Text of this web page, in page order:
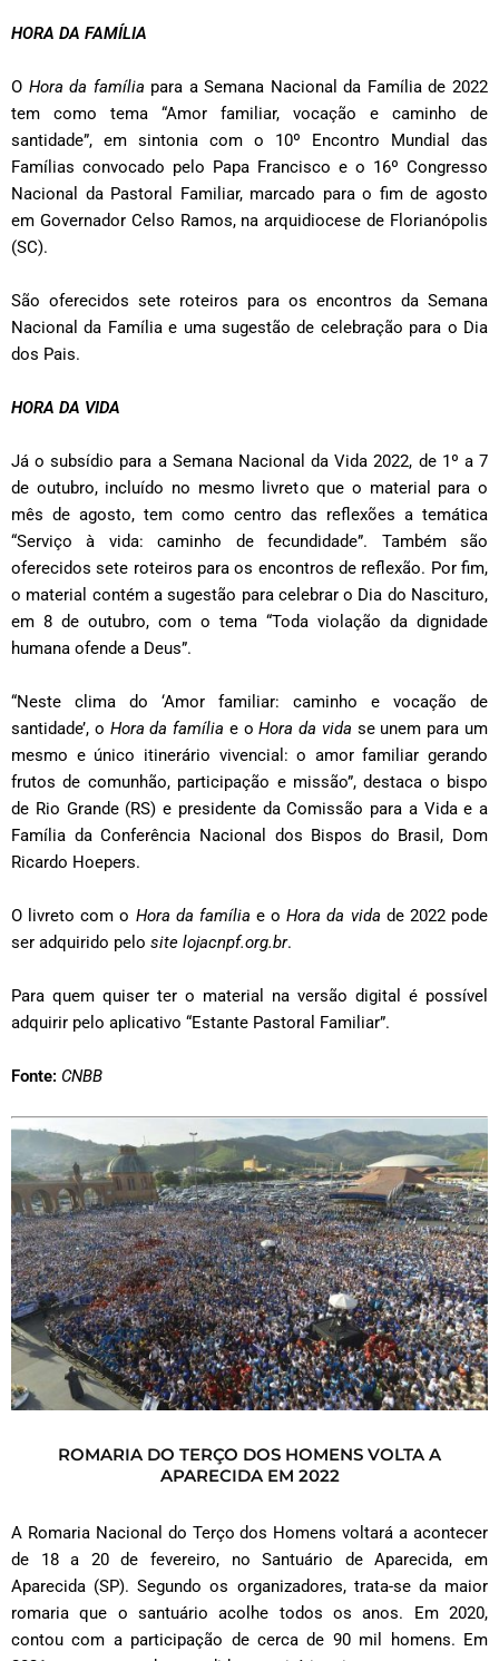
HORA DA FAMÍLIA
O Hora da família para a Semana Nacional da Família de 2022
tem como tema “Amor familiar, vocação e caminho de
santidade”, em sintonia com o 10º Encontro Mundial das
Famílias convocado pelo Papa Francisco e o 16º Congresso
Nacional da Pastoral Familiar, marcado para o fim de agosto
em Governador Celso Ramos, na arquidiocese de Florianópolis
(SC).
São oferecidos sete roteiros para os encontros da Semana
Nacional da Família e uma sugestão de celebração para o Dia
dos Pais.
HORA DA VIDA
Já o subsídio para a Semana Nacional da Vida 2022, de 1º a 7
de outubro, incluído no mesmo livreto que o material para o
mês de agosto, tem como centro das reflexões a temática
“Serviço à vida: caminho de fecundidade”. Também são
oferecidos sete roteiros para os encontros de reflexão. Por fim,
o material contém a sugestão para celebrar o Dia do Nascituro,
em 8 de outubro, com o tema “Toda violação da dignidade
humana ofende a Deus”.
“Neste clima do ‘Amor familiar: caminho e vocação de
santidade’, o Hora da família e oHora da vida se unem para um
mesmo e único itinerário vivencial: o amor familiar gerando
frutos de comunhão, participação e missão”, destaca o bispo
de Rio Grande (RS) e presidente da Comissão para a Vida e a
Família da Conferência Nacional dos Bispos do Brasil, Dom
Ricardo Hoepers.
O livreto com o Hora da família e oHora da vida de 2022 pode
ser adquirido pelo site lojacnpf.org.br.
Para quem quiser ter o material na versão digital é possível
adquirir pelo aplicativo “Estante Pastoral Familiar”.
Fonte: CNBB
ROMARIA DO TERÇO DOS HOMENS VOLTA A
APARECIDA EM 2022
A Romaria Nacional do Terço dos Homens voltará a acontecer
de 18 a 20 de fevereiro, no Santuário de Aparecida, em
Aparecida (SP). Segundo os organizadores, trata-se da maior
romaria que o santuário acolhe todos os anos. Em 2020,
contou com a participação de cerca de 90 mil homens. Em